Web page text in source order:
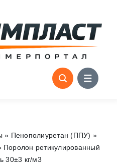
» Пенополиуретан (ППУ) »
Поролон ретикулированный
30±3 кг/м3